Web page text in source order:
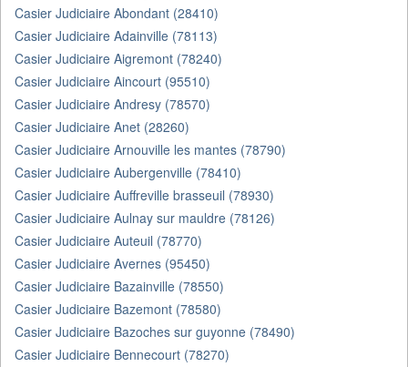
Casier Judiciaire Abondant (28410)
Casier Judiciaire Adainville (78113)
Casier Judiciaire Aigremont (78240)
Casier Judiciaire Aincourt (95510)
Casier Judiciaire Andresy (78570)
Casier Judiciaire Anet (28260)
Casier Judiciaire Arnouville les mantes (78790)
Casier Judiciaire Aubergenville (78410)
Casier Judiciaire Auffreville brasseuil (78930)
Casier Judiciaire Aulnay sur mauldre (78126)
Casier Judiciaire Auteuil (78770)
Casier Judiciaire Avernes (95450)
Casier Judiciaire Bazainville (78550)
Casier Judiciaire Bazemont (78580)
Casier Judiciaire Bazoches sur guyonne (78490)
Casier Judiciaire Bennecourt (78270)